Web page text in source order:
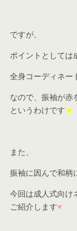
ですが、
ポイントとしては
全身コーディネー
なので、振袖が赤
というわけです★
また、
振袖に因んで和柄
今回は成人式向け
ご紹介します♥